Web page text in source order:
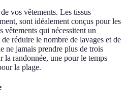
vos vêtements. Les tissus
sont idéalement conçus pour les
vêtements qui nécessitent un
réduire le nombre de lavages et de
ne jamais prendre plus de trois
la randonnée, une pour le temps
la plage.